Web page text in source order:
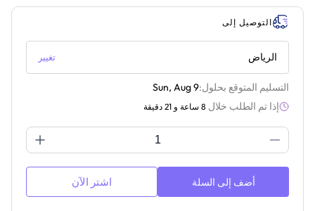
التوصيل إلى
الرياض تغيير
التسليم المتوقع بحلول:Sun, Aug 9
إذا تم الطلب خلال 8 ساعة و 21 دقيقة
أضف إلى السلة اشتر الآن